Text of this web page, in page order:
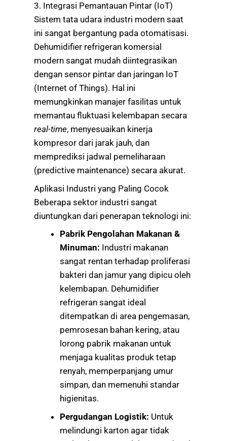
3. Integrasi Pemantauan Pintar (IoT)
Sistem tata udara industri modern saat
ini sangat bergantung pada otomatisasi.
Dehumidifier refrigeran komersial
modern sangat mudah diintegrasikan
dengan sensor pintar dan jaringan IoT
(Internet of Things). Hal ini
memungkinkan manajer fasilitas untuk
memantau fluktuasi kelembapan secara
real-time, menyesuaikan kinerja
kompresor dari jarak jauh, dan
memprediksi jadwal pemeliharaan
(predictive maintenance) secara akurat.
Aplikasi Industri yang Paling Cocok
Beberapa sektor industri sangat
diuntungkan dari penerapan teknologi ini:
Pabrik Pengolahan Makanan &
Minuman: Industri makanan
sangat rentan terhadap proliferasi
bakteri dan jamur yang dipicu oleh
kelembapan. Dehumidifier
refrigeran sangat ideal
ditempatkan di area pengemasan,
pemrosesan bahan kering, atau
lorong pabrik makanan untuk
menjaga kualitas produk tetap
renyah, memperpanjang umur
simpan, dan memenuhi standar
higienitas.
Pergudangan Logistik: Untuk
melindungi karton agar tidak